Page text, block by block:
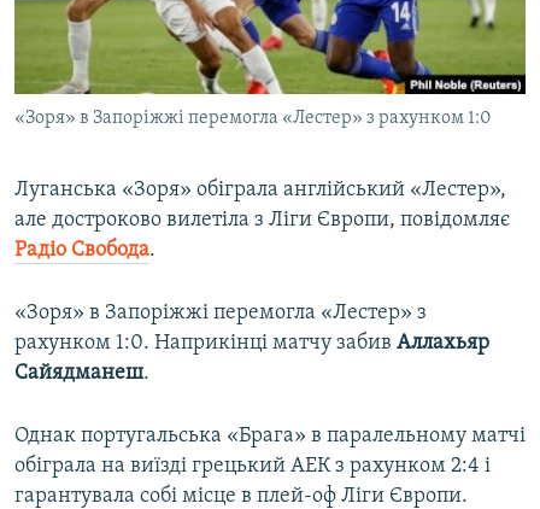
ВІДЕОУРОКИ «ELIFBE»
СВІДЧЕННЯ ОКУПАЦІЇ
УКРАЇНСЬКА ПРОБЛЕМА КРИМУ
Русский
Qırımtatar
«Зоря» в Запоріжжі перемогла «Лестер» з рахунком 1:0
Луганська «Зоря» обіграла англійський «Лестер»,
але достроково вилетіла з Ліги Європи, повідомляє
Радіо Свобода.
«Зоря» в Запоріжжі перемогла «Лестер» з
рахунком 1:0. Наприкінці матчу забив Аллахьяр
Сайядманеш.
Однак португальська «Брага» в паралельному матчі
обіграла на виїзді грецький АЕК з рахунком 2:4 і
гарантувала собі місце в плей-оф Ліги Європи.